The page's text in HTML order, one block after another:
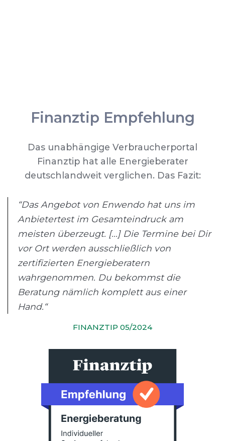
Finanztip Empfehlung
Das unabhängige Verbraucherportal
Finanztip hat alle Energieberater
deutschlandweit verglichen. Das Fazit:
“Das Angebot von Enwendo hat uns im
Anbietertest im Gesamteindruck am
meisten überzeugt. [...] Die Termine bei Dir
vor Ort werden ausschließlich von
zertifizierten Energieberatern
wahrgenommen. Du bekommst die
Beratung nämlich komplett aus einer
Hand.“
FINANZTIP 05/2024